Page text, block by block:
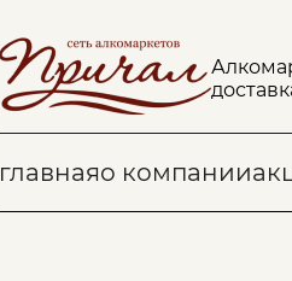
главнаяо компании